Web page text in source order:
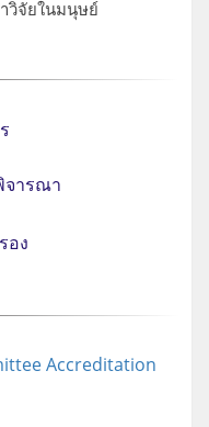
วิจัยในมนุษย์
จารณา
อง
Accreditation